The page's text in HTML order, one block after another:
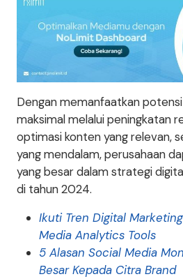
Dengan memanfaatkan
maksimal melalui peningkatan
optimasi konten yang relevan,
yang mendalam, perusahaan
yang besar dalam strategi
di tahun 2024.
Ikuti Tren Digital
Media Analytics Tools
5 Alasan Social Media
Besar Kepada Citra Brand